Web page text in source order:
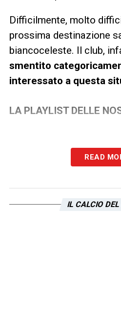
Difficilmente, molto
prossima destinazione
biancoceleste. Il club,
smentito
interessato a questa
LA PLAYLIST DELLE
READ
IL CALCIO